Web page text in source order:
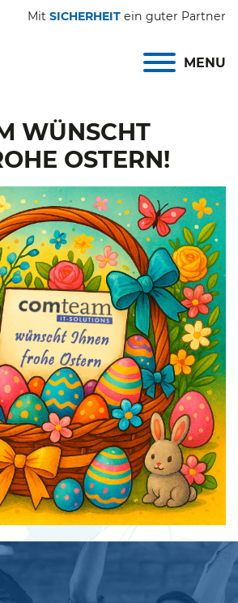
Mit SICHERHEIT ein guter Partner
MENU
WÜNSCHT
OSTERN!